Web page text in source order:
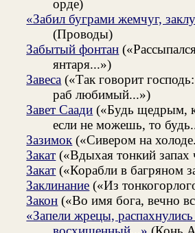
орде)
«Забил буграми жемчуг,
(Проводы)
Забытый фонтан
янтаря...»)
Завеса («Так говорит
раб любимый...»)
Завет Саади («Будь щедрым,
если не можешь, то
Зазимок («Сивером на
Закат («Вдыхая тонкий запах
Закат («Корабли в багряном
Заклинание («Из
Закон («Во имя бога, вечно
«Запели жрецы,